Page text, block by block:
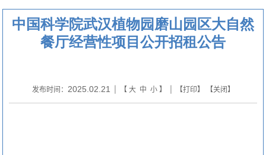
中国科学院武汉植物园磨山园区大自然
餐厅经营性项目公开招租公告
发布时间： 2025.02.21 | 【 大 中 小】 | 【打印】 【关闭】